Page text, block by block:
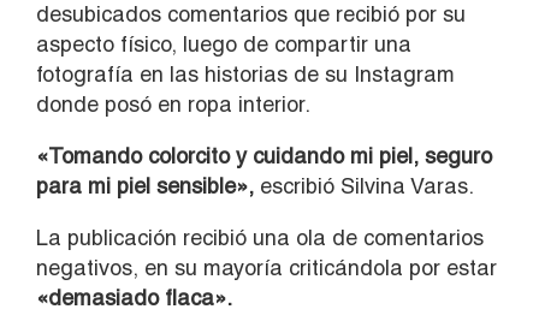
desubicados comentarios que recibió por su
aspecto físico, luego de compartir una
fotografía en las historias de su Instagram
donde posó en ropa interior.
«Tomando colorcito y cuidando mi piel, seguro
para mi piel sensible», escribió Silvina Varas.
La publicación recibió una ola de comentarios
negativos, en su mayoría criticándola por estar
«demasiado flaca».